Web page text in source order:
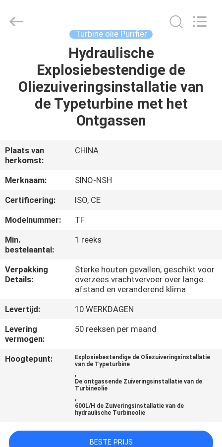
PRODUCTEN
ONGEVEER
FABRIEKSREIS
KWALITEITSCONTROLE
CONTACTEER
ONS
NIEUWS
VERZOEK
OM EEN
CITAAT
Manufacture
Turbine olie Purifier
Hydraulische
Explosiebestendige de
Oliezuiveringsinstallatie van
de Typeturbine met het
Ontgassen
Plaats van
herkomst:
CHINA
Merknaam:
SINO-NSH
Certificering:
ISO, CE
Modelnummer:
TF
Min.
bestelaantal:
1 reeks
Verpakking
Details:
Sterke houten gevallen, geschikt voor
overzees vrachtvervoer over lange
afstand en veranderend klima
Levertijd:
10 WERKDAGEN
Levering
vermogen:
50 reeksen per maand
Hoogtepunt:
Explosiebestendige de Oliezuiveringsinstallatie
van de Typeturbine
,
De ontgassende Zuiveringsinstallatie van de
Turbineolie
,
600L/H de Zuiveringsinstallatie van de
hydraulische Turbineolie
BESTE PRIJS